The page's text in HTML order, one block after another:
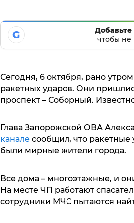
G
Добавьте
чтобы не
Сегодня, 6 октября, рано
ракетных ударов. Они
проспект – Соборный.
Глава Запорожской ОВА
каналесообщил, что ракетные
были мирные жители города.
Все дома – многоэтажные, и
На месте ЧП работают
сотрудники МЧС пытаются